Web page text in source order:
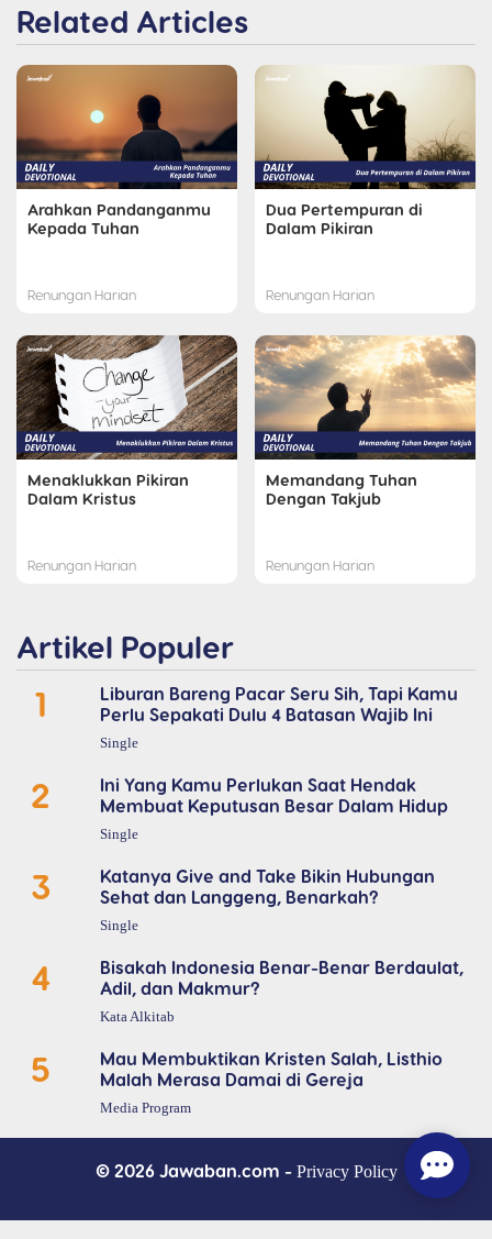
Related Articles
Arahkan Pandanganmu
Kepada Tuhan
Renungan Harian
Dua Pertempuran di
Dalam Pikiran
Renungan Harian
Menaklukkan Pikiran
Dalam Kristus
Renungan Harian
Memandang Tuhan
Dengan Takjub
Renungan Harian
Artikel Populer
1
Liburan Bareng Pacar Seru Sih, Tapi Kamu
Perlu Sepakati Dulu 4 Batasan Wajib Ini
Single
2
Ini Yang Kamu Perlukan Saat Hendak
Membuat Keputusan Besar Dalam Hidup
Single
3
Katanya Give and Take Bikin Hubungan
Sehat dan Langgeng, Benarkah?
Single
4
Bisakah Indonesia Benar-Benar Berdaulat,
Adil, dan Makmur?
Kata Alkitab
5
Mau Membuktikan Kristen Salah, Listhio
Malah Merasa Damai di Gereja
Media Program
© 2026 Jawaban.com - Privacy Policy